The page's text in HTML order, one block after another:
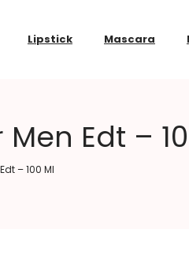
Lipstick Mascara
Edt –
– 100 Ml